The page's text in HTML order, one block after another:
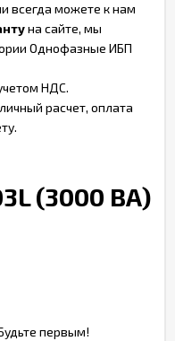
всегда можете к нам
на сайте, мы
Однофазные ИБП
НДС.
расчет, оплата
(3000 ВА)
первым!